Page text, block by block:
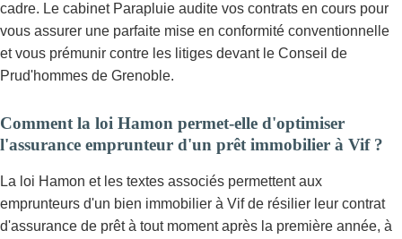
cadre. Le cabinet Parapluie audite vos contrats en cours pour
vous assurer une parfaite mise en conformité conventionnelle
et vous prémunir contre les litiges devant le Conseil de
Prud'hommes de Grenoble.
Comment la loi Hamon permet-elle d'optimiser
l'assurance emprunteur d'un prêt immobilier à Vif ?
La loi Hamon et les textes associés permettent aux
emprunteurs d'un bien immobilier à Vif de résilier leur contrat
d'assurance de prêt à tout moment après la première année, à